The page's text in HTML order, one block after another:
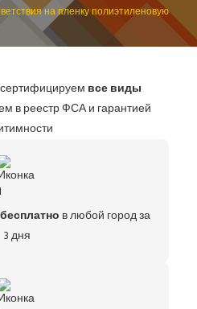
на пленку полиэтиленовую
все виды
в реестр ФСА и гарантией
в любой город за
3 дня